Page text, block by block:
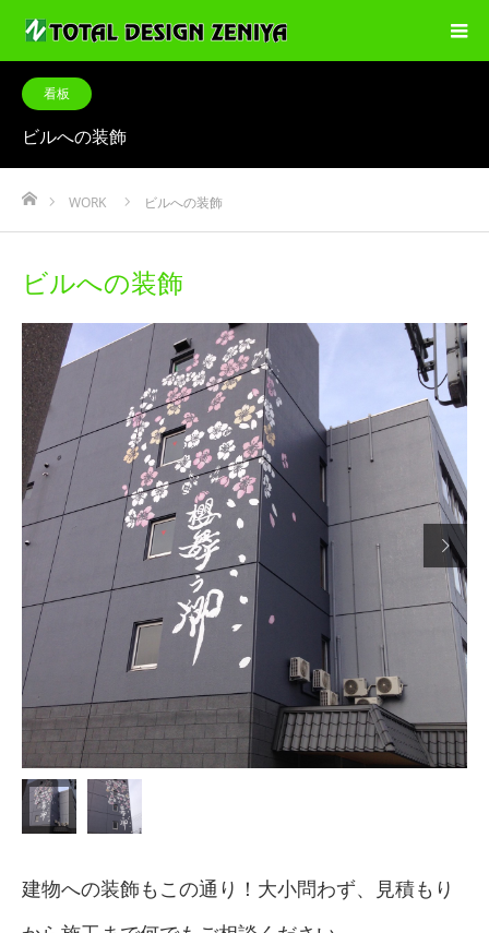
看板
ビルへの装飾
ホーム
WORK ビルへの装飾
ビルへの装飾

建物への装飾もこの通り！大小問わず、見積もり